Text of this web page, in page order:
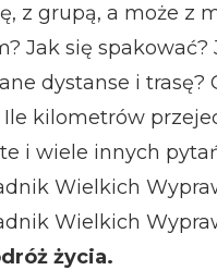
z grupą, a może z
Jak się spakować?
dystanse i trasę?
Ile kilometrów
i wiele innych
Wielkich
Wielkich
życia.